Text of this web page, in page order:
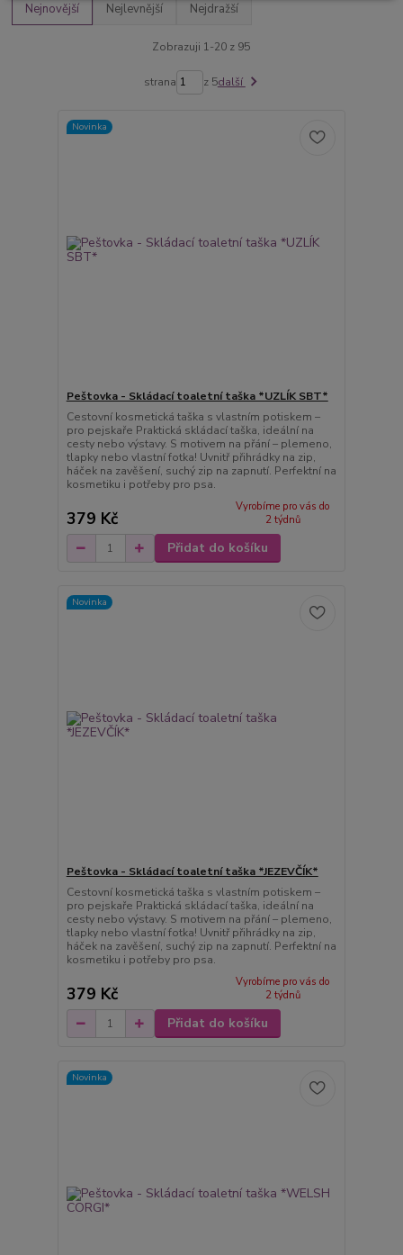
Nejnovější Nejlevnější Nejdražší
Zobrazuji 1-20 z 95
strana z 5další
Novinka
Peštovka - Skládací toaletní taška *UZLÍK SBT*
Cestovní kosmetická taška s vlastním potiskem –
pro pejskaře Praktická skládací taška, ideální na
cesty nebo výstavy. S motivem na přání – plemeno,
tlapky nebo vlastní fotka! Uvnitř přihrádky na zip,
háček na zavěšení, suchý zip na zapnutí. Perfektní na
kosmetiku i potřeby pro psa.
379 Kč
Vyrobíme pro vás do
2 týdnů
Přidat do košíku
Novinka
Peštovka - Skládací toaletní taška *JEZEVČÍK*
Cestovní kosmetická taška s vlastním potiskem –
pro pejskaře Praktická skládací taška, ideální na
cesty nebo výstavy. S motivem na přání – plemeno,
tlapky nebo vlastní fotka! Uvnitř přihrádky na zip,
háček na zavěšení, suchý zip na zapnutí. Perfektní na
kosmetiku i potřeby pro psa.
379 Kč
Vyrobíme pro vás do
2 týdnů
Přidat do košíku
Novinka